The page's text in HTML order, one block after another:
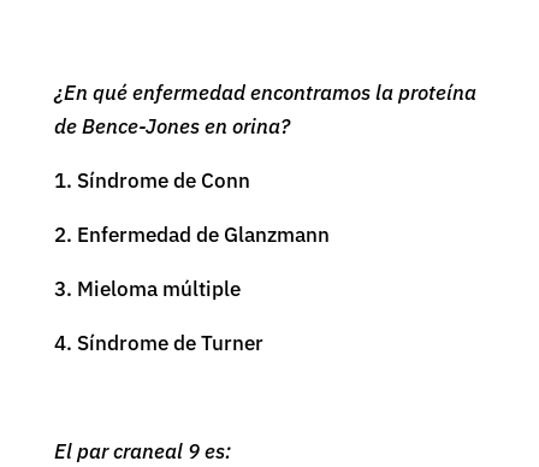
¿En qué enfermedad encontramos la proteína
de Bence-Jones en orina?
1. Síndrome de Conn
2. Enfermedad de Glanzmann
3. Mieloma múltiple
4. Síndrome de Turner
El par craneal 9 es: